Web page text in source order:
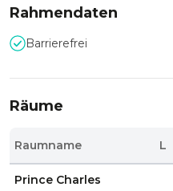
Rahmendaten
Barrierefrei
Räume
Raumname L
Prince Charles